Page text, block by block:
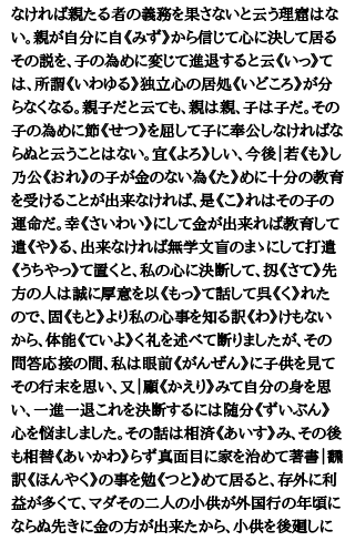
なければ親たる者の義務を果さないと云う理窟はな
い。親が自分に自《みず》から信じて心に決して居る
その説を、子の為めに変じて進退すると云《いっ》て
は、所謂《いわゆる》独立心の居処《いどころ》が分
らなくなる。親子だと云ても、親は親、子は子だ。その
子の為めに節《せつ》を屈して子に奉公しなければな
らぬと云うことはない。宜《よろ》しい、今後｜若《も》し
乃公《おれ》の子が金のない為《た》めに十分の教育
を受けることが出来なければ、是《こ》れはその子の
運命だ。幸《さいわい》にして金が出来れば教育して
遣《や》る、出来なければ無学文盲のまゝにして打遣
《うちやっ》て置くと、私の心に決断して、扨《さて》先
方の人は誠に厚意を以《もっ》て話して呉《く》れた
ので、固《もと》より私の心事を知る訳《わ》けもない
から、体能《ていよ》く礼を述べて断りましたが、その
問答応接の間、私は眼前《がんぜん》に子供を見て
その行末を思い、又｜顧《かえり》みて自分の身を思
い、一進一退これを決断するには随分《ずいぶん》
心を悩ましました。その話は相済《あいす》み、その後
も相替《あいかわ》らず真面目に家を治めて著書｜飜
訳《ほんやく》の事を勉《つと》めて居ると、存外に利
益が多くて、マダその二人の小供が外国行の年頃に
ならぬ先きに金の方が出来たから、小供を後廻しに